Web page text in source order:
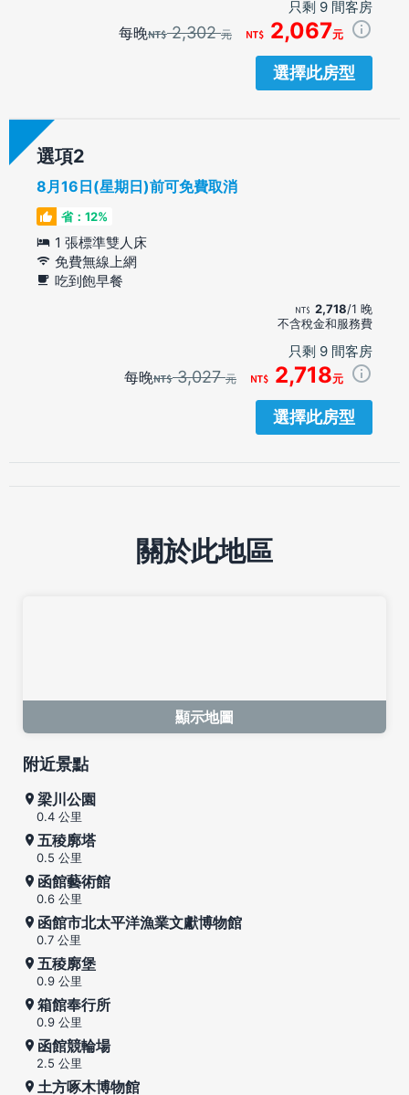
只剩 9 間客房
每晚 2,302元 2,067元
選擇此房型
選項
8月16日(星期日)前可免費取消
省：12%
1 張標準雙人床
免費無線上網
吃到飽早餐
2,718/1 晚
不含稅金和服務費
只剩 9 間客房
每晚 3,027元 2,718元
選擇此房型
關於此地區
顯示地圖
附近景點
梁川公園
0.4 公里
五稜廓塔
0.5 公里
函館藝術館
0.6 公里
函館市北太平洋漁業文獻博物館
0.7 公里
五稜廓堡
0.9 公里
箱館奉行所
0.9 公里
函館競輪場
2.5 公里
土方啄木博物館